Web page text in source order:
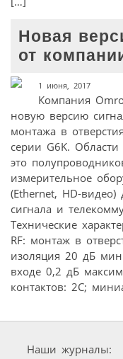
Новая
от
1 июня, 2017
Компания
новую версию
монтажа в
серии G6K.
это
измерительное
(Ethernet, HD-
сигнала и
Технические
RF: монтаж в
изоляция 20 дБ
входе 0,2 дБ
контактов: 2C;
Наши журналы: